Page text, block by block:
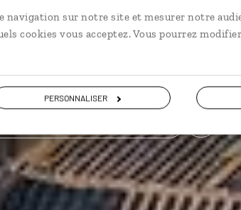
sur notre site et mesurer notre
cookies vous acceptez. Vous pourrez
PERSONNALISER
Italie du Sud Sicile Sardaigne
(1546 avis sur l'Italie)